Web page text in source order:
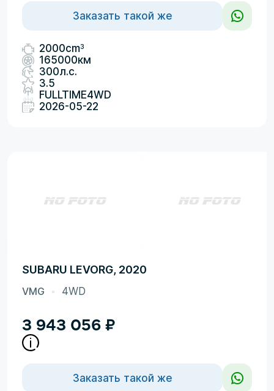
Заказать такой же
2000cm3
165000км
300л.с.
3.5
FULLTIME4WD
2026-05-22
SUBARU LEVORG, 2020
VMG 4WD
3 943 056 ₽
Заказать такой же